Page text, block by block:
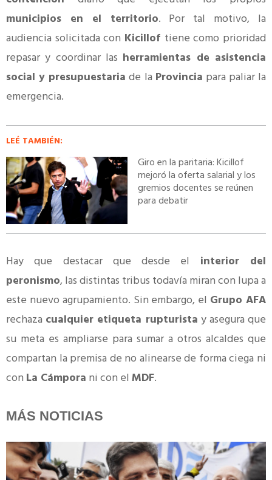
municipios en el territorio. Por tal motivo, la
audiencia solicitada con Kicillof tiene como prioridad
repasar y coordinar las herramientas de asistencia
social y presupuestaria de la Provincia para paliar la
emergencia.
LEÉ TAMBIÉN:
Giro en la paritaria: Kicillof
mejoró la oferta salarial y los
gremios docentes se reúnen
para debatir
Hay que destacar que desde el interior del
peronismo, las distintas tribus todavía miran con lupa a
este nuevo agrupamiento. Sin embargo, el Grupo AFA
rechaza cualquier etiqueta rupturista y asegura que
su meta es ampliarse para sumar a otros alcaldes que
compartan la premisa de no alinearse de forma ciega ni
con La Cámpora ni con el MDF.
MÁS NOTICIAS